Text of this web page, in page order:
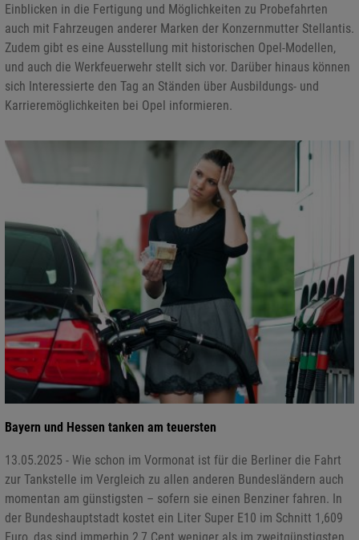
Einblicken in die Fertigung und Möglichkeiten zu Probefahrten
auch mit Fahrzeugen anderer Marken der Konzernmutter Stellantis.
Zudem gibt es eine Ausstellung mit historischen Opel-Modellen,
und auch die Werkfeuerwehr stellt sich vor. Darüber hinaus können
sich Interessierte den Tag an Ständen über Ausbildungs- und
Karrieremöglichkeiten bei Opel informieren.
Bayern und Hessen tanken am teuersten
13.05.2025 - Wie schon im Vormonat ist für die Berliner die Fahrt
zur Tankstelle im Vergleich zu allen anderen Bundesländern auch
momentan am günstigsten – sofern sie einen Benziner fahren. In
der Bundeshauptstadt kostet ein Liter Super E10 im Schnitt 1,609